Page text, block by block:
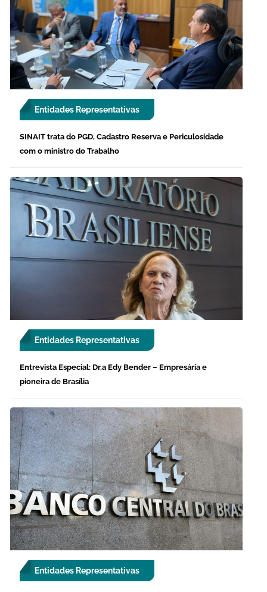
Entidades Representativas
SINAIT trata do PGD, Cadastro Reserva e Periculosidade
com o ministro do Trabalho
Entidades Representativas
Entrevista Especial: Dr.a Edy Bender – Empresária e
pioneira de Brasília
Entidades Representativas